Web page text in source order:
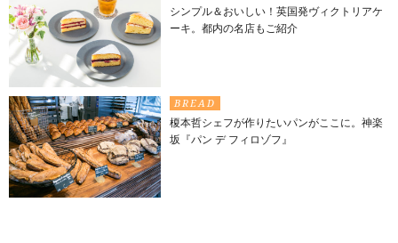
シンプル＆おいしい！英国発ヴィクトリアケ
ーキ。都内の名店もご紹介
BREAD
榎本哲シェフが作りたいパンがここに。神楽
坂『パン デ フィロゾフ』